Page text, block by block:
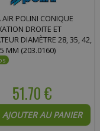
AIR POLINI CONIQUE
DROITE ET
DIAMÈTRE 28, 35, 42,
MM (203.0160)
51.70 €
AJOUTER AU PANIER